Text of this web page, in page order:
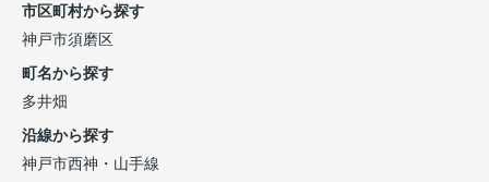
市区町村から探す
神戸市須磨区
町名から探す
多井畑
沿線から探す
神戸市西神・山手線